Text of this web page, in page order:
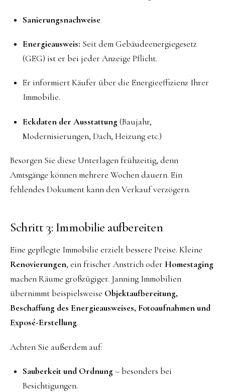
Sanierungsnachweise
Energieausweis: Seit dem Gebäudeenergiegesetz
(GEG) ist er bei jeder Anzeige Pflicht.
Er informiert Käufer über die Energieeffizienz Ihrer
Immobilie.
Eckdaten der Ausstattung (Baujahr,
Modernisierungen, Dach, Heizung etc.)
Besorgen Sie diese Unterlagen frühzeitig, denn
Amtsgänge können mehrere Wochen dauern. Ein
fehlendes Dokument kann den Verkauf verzögern.
Schritt 3: Immobilie aufbereiten
Eine gepflegte Immobilie erzielt bessere Preise. Kleine
Renovierungen, ein frischer Anstrich oder Homestaging
machen Räume großzügiger. Janning Immobilien
übernimmt beispielsweise Objektaufbereitung,
Beschaffung des Energieausweises, Fotoaufnahmen und
Exposé-Erstellung.
Achten Sie außerdem auf:
Sauberkeit und Ordnung – besonders bei
Besichtigungen.